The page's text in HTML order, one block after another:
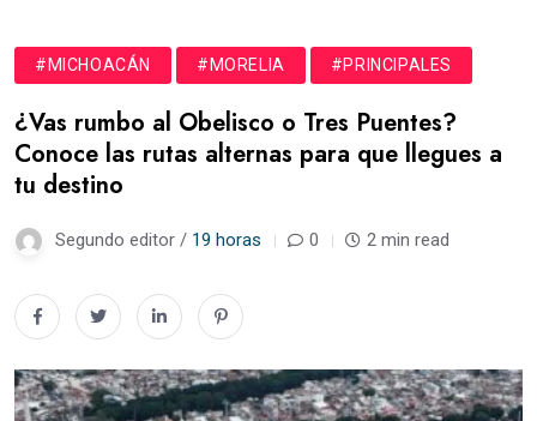
#MICHOACÁN #MORELIA #PRINCIPALES
¿Vas rumbo al Obelisco o Tres Puentes?
Conoce las rutas alternas para que llegues a
tu destino
Segundo editor / 19 horas 0 2 min read